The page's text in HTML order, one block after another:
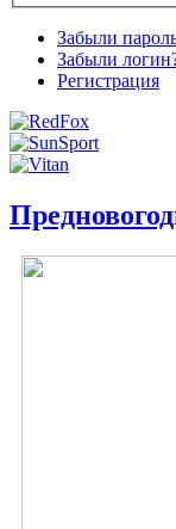
Забыли
Забыли
Регистрация